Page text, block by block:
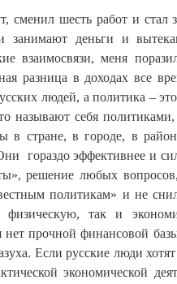
сменил шесть работ и стал
занимают деньги и
взаимосвязи, меня
разница в доходах все
людей, а политика –
называют себя
в стране, в городе, в
гораздо эффективнее и
решение любых
политикам» и не
так и
нет прочной финансовой
Если русские люди
экономической